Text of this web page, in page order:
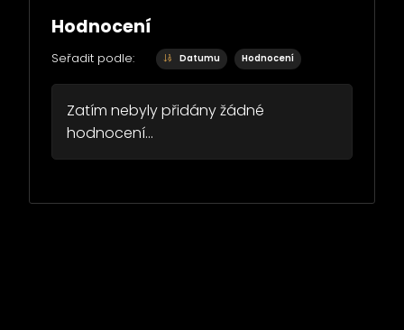
Hodnocení
Seřadit podle: Datumu Hodnocení
Zatím nebyly přidány žádné
hodnocení...